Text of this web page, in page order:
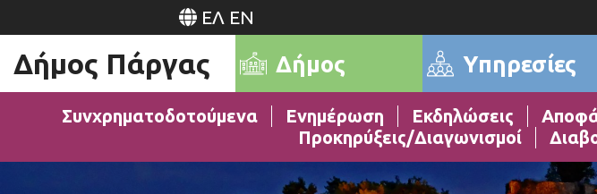
ΕΛ EN
Δήμος Πάργας Δήμος Υπηρεσίες
Συνχρηματοδοτούμενα Ενημέρωση Εκδηλώσεις
Προκηρύξεις/Διαγωνισμοί